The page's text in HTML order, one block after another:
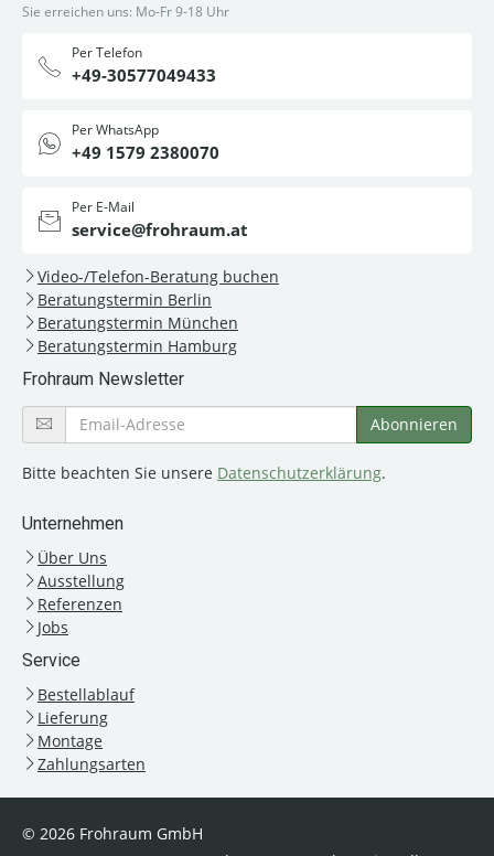
Sie erreichen uns: Mo-Fr 9-18 Uhr
Per Telefon
+49-30577049433
Per WhatsApp
+49 1579 2380070
Per E-Mail
service@frohraum.at
Video-/Telefon-Beratung buchen
Beratungstermin Berlin
Beratungstermin München
Beratungstermin Hamburg
Frohraum Newsletter
Bitte beachten Sie unsere Datenschutzerklärung.
Unternehmen
Über Uns
Ausstellung
Referenzen
Jobs
Service
Bestellablauf
Lieferung
Montage
Zahlungsarten
© 2026 Frohraum GmbH